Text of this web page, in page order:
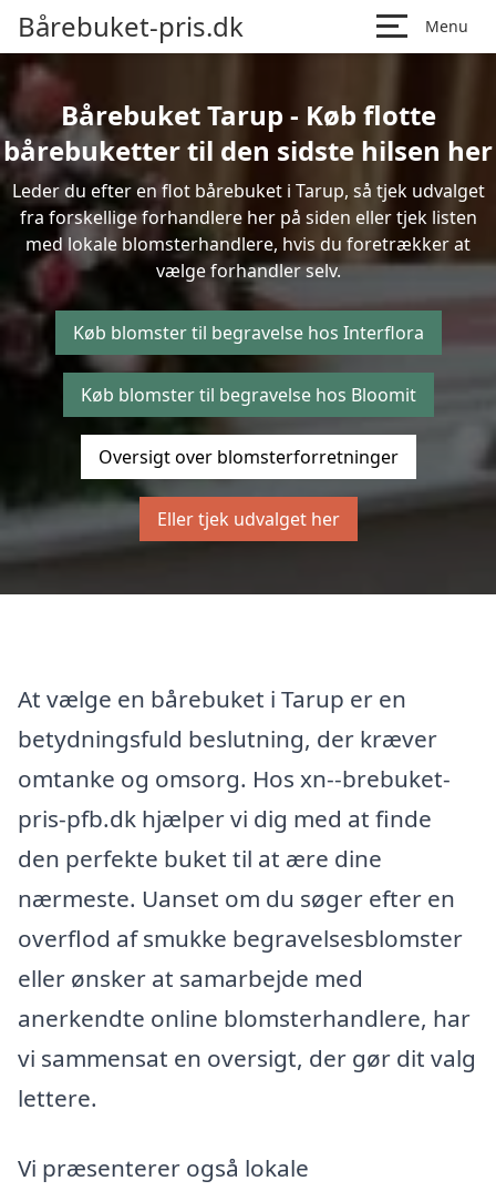
Bårebuket-pris.dk Menu
Bårebuket Tarup - Køb flotte
bårebuketter til den sidste hilsen her
Leder du efter en flot bårebuket i Tarup, så tjek udvalget
fra forskellige forhandlere her på siden eller tjek listen
med lokale blomsterhandlere, hvis du foretrækker at
vælge forhandler selv.
Køb blomster til begravelse hos Interflora
Køb blomster til begravelse hos Bloomit
Oversigt over blomsterforretninger
Eller tjek udvalget her
At vælge en bårebuket i Tarup er en
betydningsfuld beslutning, der kræver
omtanke og omsorg. Hos xn--brebuket-
pris-pfb.dk hjælper vi dig med at finde
den perfekte buket til at ære dine
nærmeste. Uanset om du søger efter en
overflod af smukke begravelsesblomster
eller ønsker at samarbejde med
anerkendte online blomsterhandlere, har
vi sammensat en oversigt, der gør dit valg
lettere.
Vi præsenterer også lokale